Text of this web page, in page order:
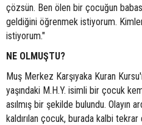
çözsün. Ben ölen bir çocuğun
geldiğini öğrenmek istiyorum. Kimler
istiyorum."
NE OLMUŞTU?
Muş Merkez Karşıyaka Kuran
yaşındaki M.H.Y. isimli bir çocuk
asılmış bir şekilde bulundu. Olayın
kaldırılan çocuk, burada kalbi tekrar